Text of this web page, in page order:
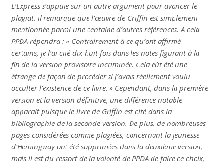
L’Express s’appuie sur un autre argument pour avancer le
plagiat, il remarque que l’œuvre de Griffin est simplement
mentionnée parmi une centaine d’autres références. A cela
PPDA répondra : « Contrairement à ce qu’ont affirmé
certains, je l’ai cité dix-huit fois dans les notes figurant à la
fin de la version provisoire incriminée. Cela eût été une
étrange de façon de procéder si j’avais réellement voulu
occulter l’existence de ce livre. » Cependant, dans la première
version et la version définitive, une différence notable
apparait puisque le livre de Griffin est cité dans la
bibliographie de la seconde version. De plus, de nombreuses
pages considérées comme plagiées, concernant la jeunesse
d’Hemingway ont été supprimées dans la deuxième version,
mais il est du ressort de la volonté de PPDA de faire ce choix,